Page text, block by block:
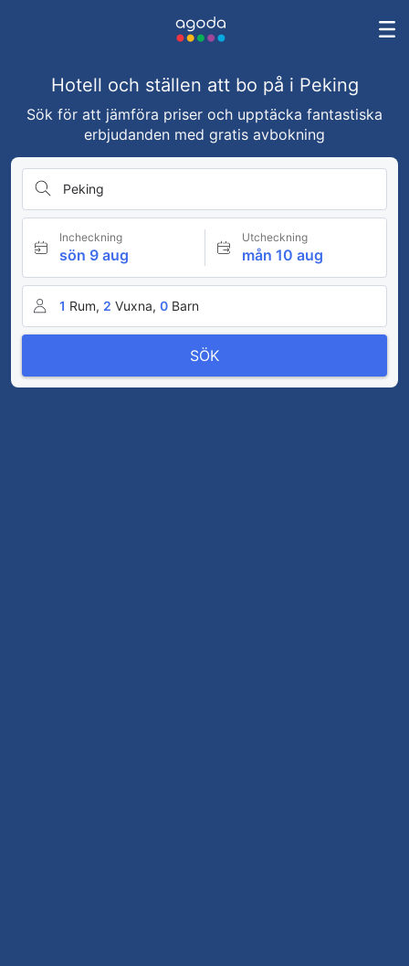
Hotell och ställen att bo på i Peking
Sök för att jämföra priser och upptäcka fantastiska
erbjudanden med gratis avbokning
Peking
Incheckning
sön 9 aug
Utcheckning
mån 10 aug
1 Rum, 2 Vuxna, 0 Barn
SÖK